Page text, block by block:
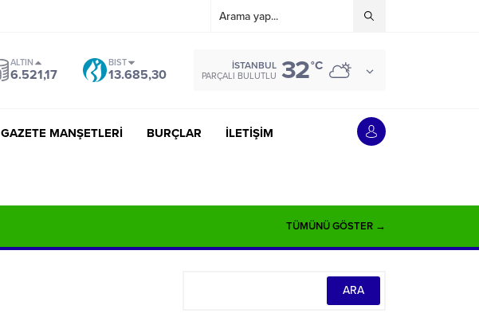
ALTIN
6.521,17
BIST
13.685,30
İSTANBUL
PARÇALI BULUTLU 32°C
GAZETE MANŞETLERİ BURÇLAR İLETİŞİM
TÜMÜNÜ GÖSTER →